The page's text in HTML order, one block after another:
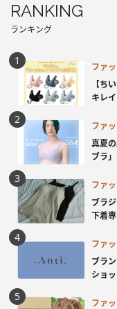
RANKING
ランキング
ファ
【ち
キレ
ファ
真夏
ブラ
ファ
ブラ
下着
ファ
ブラ
ショ
ファ